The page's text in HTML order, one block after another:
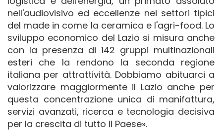
nell'audiovisivo ed eccellenze nei settori tipici
del made in come la ceramica e l'agri-food. Lo
sviluppo economico del Lazio si misura anche
con la presenza di 142 gruppi multinazionali
esteri che la rendono la seconda regione
italiana per attrattività. Dobbiamo abituarci a
valorizzare maggiormente il Lazio anche per
questa concentrazione unica di manifattura,
servizi avanzati, ricerca e tecnologia decisiva
per la crescita di tutto il Paese».